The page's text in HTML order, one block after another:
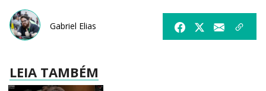
Gabriel Elias
LEIA TAMBÉM